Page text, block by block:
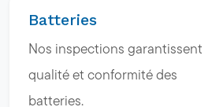
Batteries
Nos inspections garantissent
qualité et conformité des
batteries.